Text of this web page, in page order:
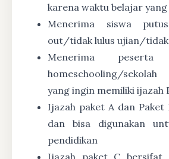
karena waktu belajar yang
Menerima siswa
out/tidak lulus ujian/tidak
Menerima
homeschooling/
yang ingin memiliki ijazah
Ijazah paket A dan
dan bisa digunakan
pendidikan
Ijazah paket C bersifat